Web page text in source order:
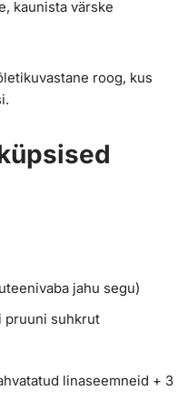
kaunista värske
roog, kus
jahu segu)
pruuni suhkrut
linaseemneid + 3